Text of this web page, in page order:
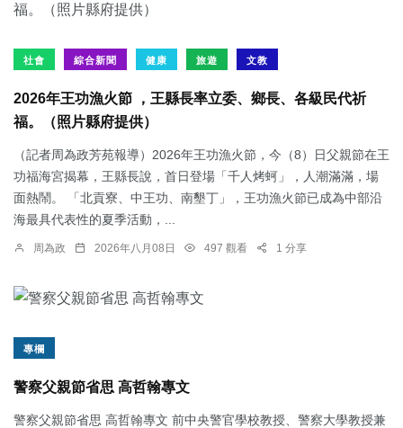
社會 綜合新聞 健康 旅遊 文教
2026年王功漁火節 ，王縣長率立委、鄉長、各級民代祈
福。（照片縣府提供）
（記者周為政芳苑報導）2026年王功漁火節，今（8）日父親節在王
功福海宮揭幕，王縣長說，首日登場「千人烤蚵」，人潮滿滿，場
面熱鬧。 「北貢寮、中王功、南墾丁」，王功漁火節已成為中部沿
海最具代表性的夏季活動，...
周為政 2026年八月08日 497 觀看 1 分享
專欄
警察父親節省思 高哲翰專文
警察父親節省思 高哲翰專文 前中央警官學校教授、警察大學教授兼